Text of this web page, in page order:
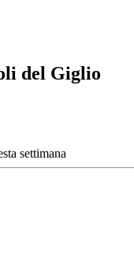
del Giglio
settimana